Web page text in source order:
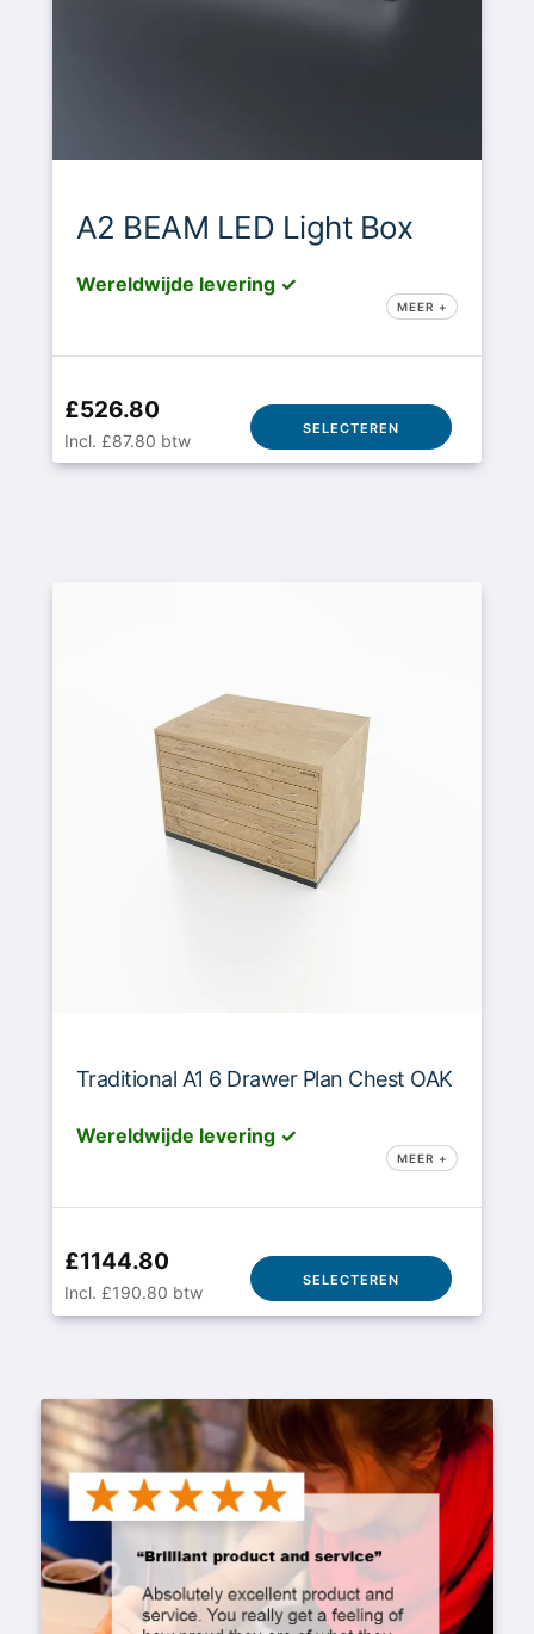
A2 BEAM LED Light Box
Wereldwijde levering ✓
MEER +
£526.80
Incl. £87.80 btw
SELECTEREN
Traditional A1 6 Drawer Plan Chest OAK
Wereldwijde levering ✓
MEER +
£1144.80
Incl. £190.80 btw
SELECTEREN